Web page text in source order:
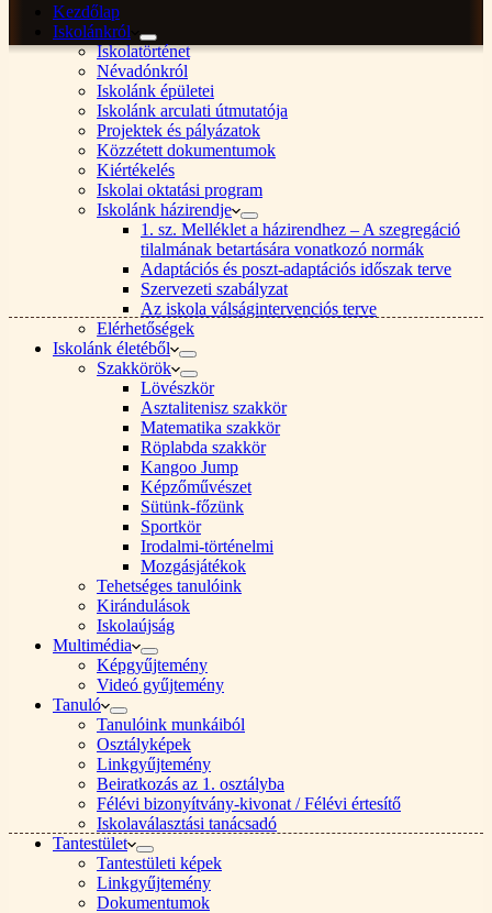
Kezdőlap
Iskolánkról
Iskolatörténet
Névadónkról
Iskolánk épületei
Iskolánk arculati útmutatója
Projektek és pályázatok
Közzétett dokumentumok
Kiértékelés
Iskolai oktatási program
Iskolánk házirendje
1. sz. Melléklet a házirendhez – A szegregáció
tilalmának betartására vonatkozó normák
Adaptációs és poszt-adaptációs időszak terve
Szervezeti szabályzat
Az iskola válságintervenciós terve
Elérhetőségek
Iskolánk életéből
Szakkörök
Lövészkör
Asztalitenisz szakkör
Matematika szakkör
Röplabda szakkör
Kangoo Jump
Képzőművészet
Sütünk-főzünk
Sportkör
Irodalmi-történelmi
Mozgásjátékok
Tehetséges tanulóink
Kirándulások
Iskolaújság
Multimédia
Képgyűjtemény
Videó gyűjtemény
Tanuló
Tanulóink munkáiból
Osztályképek
Linkgyűjtemény
Beiratkozás az 1. osztályba
Félévi bizonyítvány-kivonat / Félévi értesítő
Iskolaválasztási tanácsadó
Tantestület
Tantestületi képek
Linkgyűjtemény
Dokumentumok